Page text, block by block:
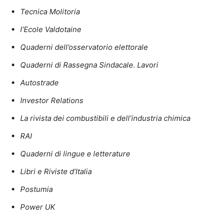
Tecnica Molitoria
l’Ecole Valdotaine
Quaderni dell’osservatorio elettorale
Quaderni di Rassegna Sindacale. Lavori
Autostrade
Investor Relations
La rivista dei combustibili e dell’industria chimica
RAI
Quaderni di lingue e letterature
Libri e Riviste d’Italia
Postumia
Power UK